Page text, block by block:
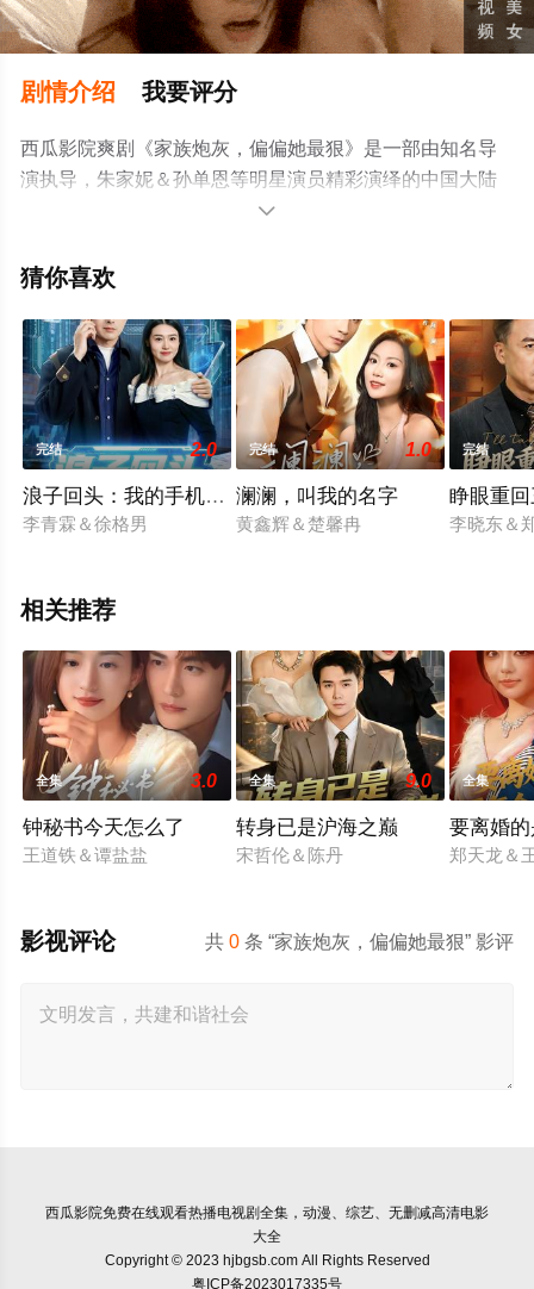
剧情介绍 我要评分
西瓜影院爽剧《家族炮灰，偏偏她最狠》是一部由知名导
演执导，朱家妮＆孙单恩等明星演员精彩演绎的中国大陆
电视剧，大结局剧情已揭晓（完结），手机免费观看高清
免费观看，更多剧情信息可移步至豆瓣电视剧、电视猫或

猜你喜欢
完结 2.0
浪子回头：我的手机可以预知未来
李青霖＆徐格男
完结 1.0
澜澜，叫我的名字
黄鑫辉＆楚馨冉
完结
睁眼重
李晓东＆
相关推荐
全集 3.0
钟秘书今天怎么了
王道铁＆谭盐盐
全集 9.0
转身已是沪海之巅
宋哲伦＆陈丹
全集
要离婚
郑天龙＆
共0 条 “家族炮灰，偏偏她最狠” 影评
影视评论
西瓜影院免费在线观看热播电视剧全集，动漫、综艺、无删减高清电影
大全
Copyright © 2023 hjbgsb.com All Rights Reserved
粤ICP备2023017335号